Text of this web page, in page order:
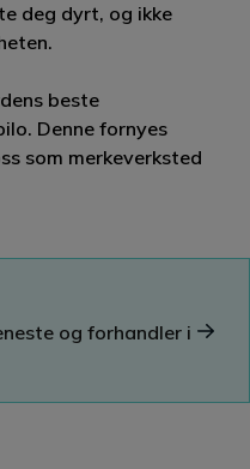
deg dyrt, og ikke
beste
Denne fornyes
som merkeverksted
og forhandler i